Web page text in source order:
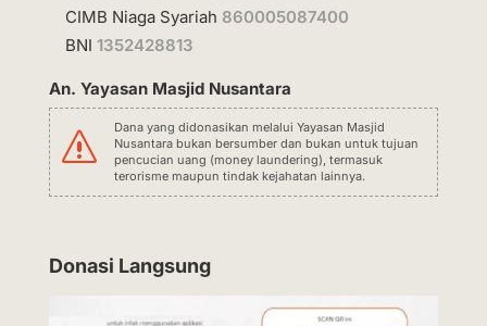
CIMB Niaga Syariah 860005087400
BNI 1352428813
An. Yayasan Masjid Nusantara
s
Dana yang didonasikan melalui Yayasan Masjid
Nusantara bukan bersumber dan bukan untuk tujuan
pencucian uang (money laundering), termasuk
terorisme maupun tindak kejahatan lainnya.
Donasi Langsung